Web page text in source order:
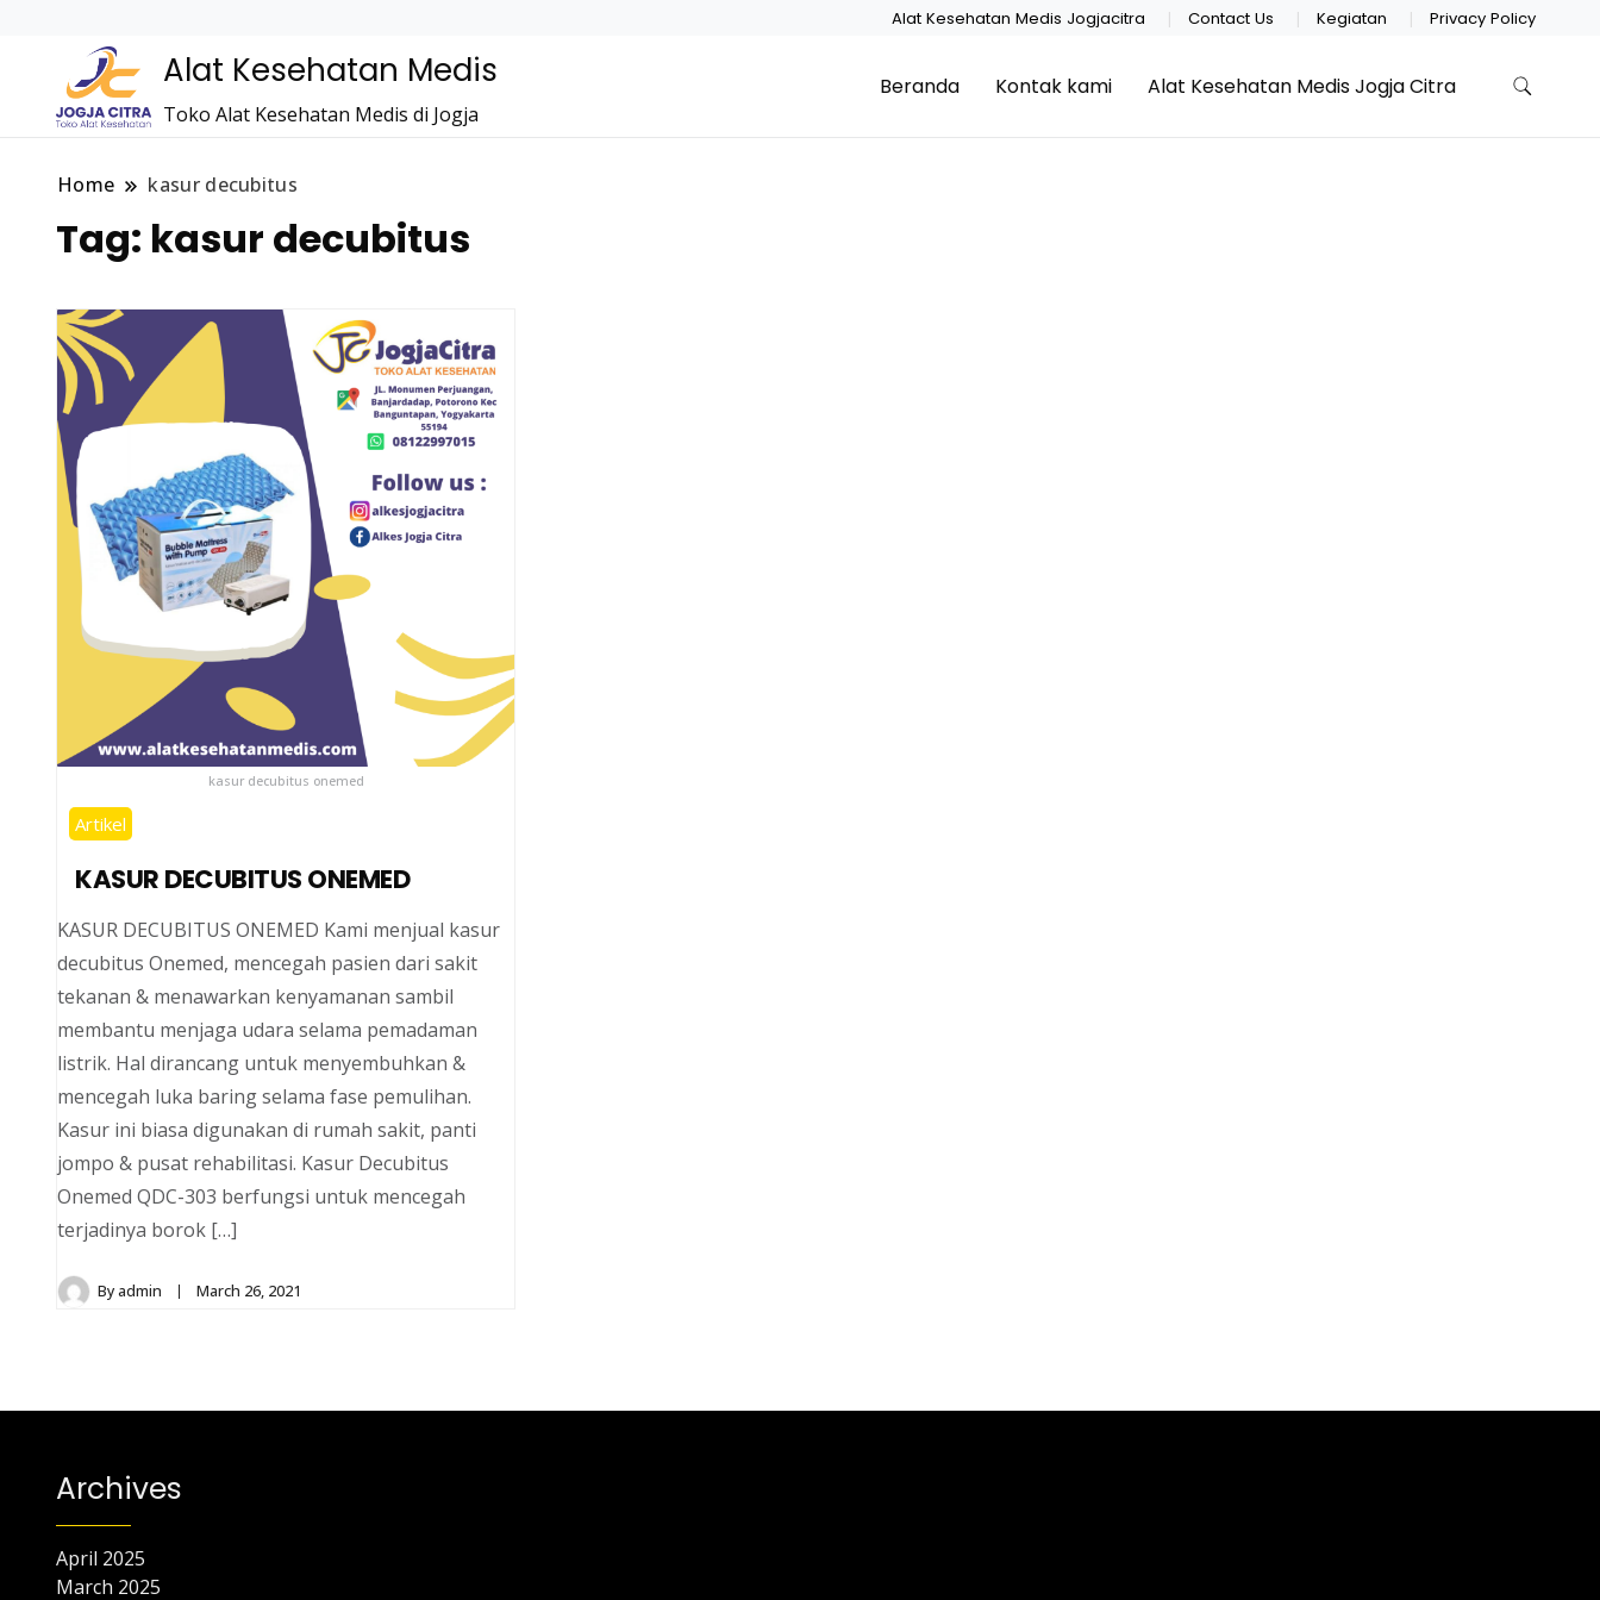
Alat Kesehatan Medis Jogjacitra Contact Us Kegiatan Privacy Policy
Alat Kesehatan Medis
Toko Alat Kesehatan Medis di Jogja
Beranda Kontak kami Alat Kesehatan Medis Jogja Citra
Home kasur decubitus
Tag: kasur decubitus
kasur decubitus onemed
Artikel
KASUR DECUBITUS ONEMED
KASUR DECUBITUS ONEMED Kami menjual kasur
decubitus Onemed, mencegah pasien dari sakit
tekanan & menawarkan kenyamanan sambil
membantu menjaga udara selama pemadaman
listrik. Hal dirancang untuk menyembuhkan &
mencegah luka baring selama fase pemulihan.
Kasur ini biasa digunakan di rumah sakit, panti
jompo & pusat rehabilitasi. Kasur Decubitus
Onemed QDC-303 berfungsi untuk mencegah
terjadinya borok […]
Byadmin March 26, 2021
Archives
April 2025
March 2025